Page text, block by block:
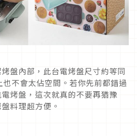
盤內部，此台電烤盤尺寸約等同
不會太佔空間。若你先前都錯過
烤盤，這次就真的不要再猶豫
料理超方便。